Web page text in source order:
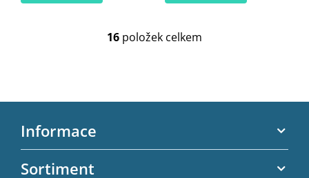
O
p
16 položek celkem
Informace
Sortiment